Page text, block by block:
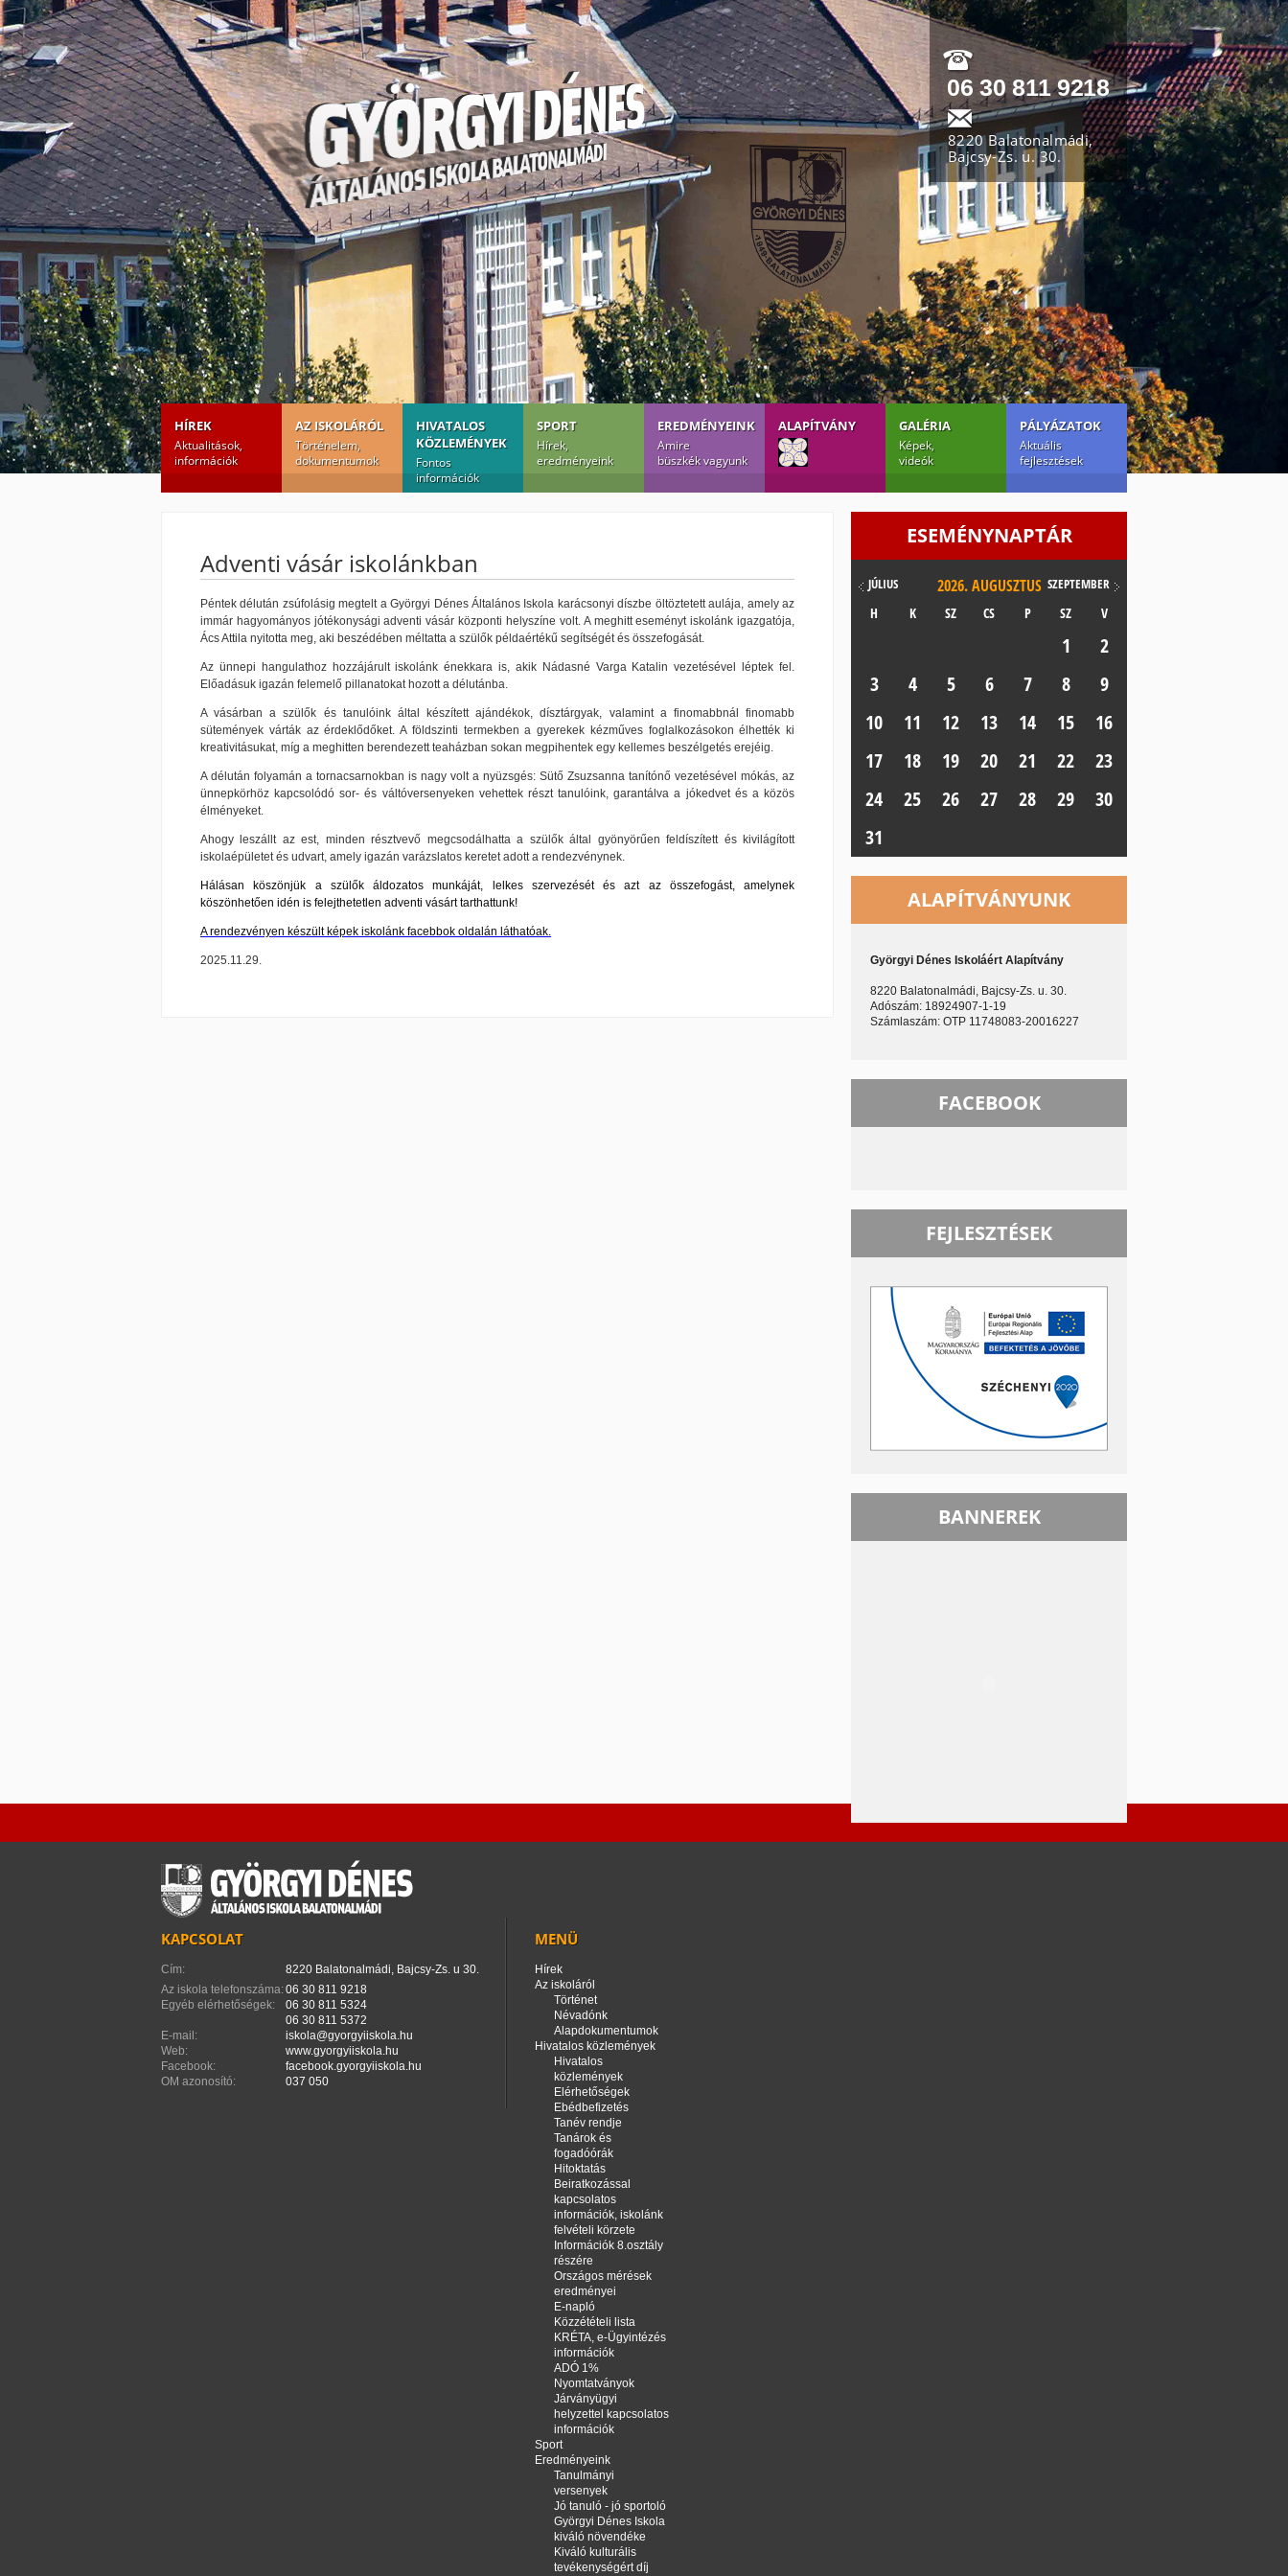
06 30 811 9218
8220 Balatonalmádi,
Bajcsy-Zs. u. 30.
HÍREK
Aktualitások,
információk
AZ ISKOLÁRÓL
Történelem,
dokumentumok
HIVATALOS
KÖZLEMÉNYEK
Fontos
információk
SPORT
Hírek,
eredményeink
EREDMÉNYEINK
Amire
büszkék vagyunk
ALAPÍTVÁNY GALÉRIA
Képek,
videók
PÁLYÁZATOK
Aktuális
fejlesztések
Adventi vásár iskolánkban
Péntek délután zsúfolásig megtelt a Györgyi Dénes Általános Iskola karácsonyi díszbe öltöztetett aulája, amely az
immár hagyományos jótékonysági adventi vásár központi helyszíne volt. A meghitt eseményt iskolánk igazgatója,
Ács Attila nyitotta meg, aki beszédében méltatta a szülők példaértékű segítségét és összefogását.
Az ünnepi hangulathoz hozzájárult iskolánk énekkara is, akik Nádasné Varga Katalin vezetésével léptek fel.
Előadásuk igazán felemelő pillanatokat hozott a délutánba.
A vásárban a szülők és tanulóink által készített ajándékok, dísztárgyak, valamint a finomabbnál finomabb
sütemények várták az érdeklődőket. A földszinti termekben a gyerekek kézműves foglalkozásokon élhették ki
kreativitásukat, míg a meghitten berendezett teaházban sokan megpihentek egy kellemes beszélgetés erejéig.
A délután folyamán a tornacsarnokban is nagy volt a nyüzsgés: Sütő Zsuzsanna tanítónő vezetésével mókás, az
ünnepkörhöz kapcsolódó sor- és váltóversenyeken vehettek részt tanulóink, garantálva a jókedvet és a közös
élményeket.
Ahogy leszállt az est, minden résztvevő megcsodálhatta a szülők által gyönyörűen feldíszített és kivilágított
iskolaépületet és udvart, amely igazán varázslatos keretet adott a rendezvénynek.
Hálásan köszönjük a szülők áldozatos munkáját, lelkes szervezését és azt az összefogást, amelynek
köszönhetően idén is felejthetetlen adventi vásárt tarthattunk!
A rendezvényen készült képek iskolánk facebbok oldalán láthatóak.
2025.11.29.
ESEMÉNYNAPTÁR
JÚLIUS 2026. AUGUSZTUS SZEPTEMBER
H K SZ CS P SZ V
1
2
3
4 5 6 7 8
9
10
11 12 13 14 15
16
17
18 19 20 21 22
23
24
25 26 27 28 29
30
31
ALAPÍTVÁNYUNK
Györgyi Dénes Iskoláért Alapítvány
8220 Balatonalmádi, Bajcsy-Zs. u. 30.
Adószám: 18924907-1-19
Számlaszám: OTP 11748083-20016227
FACEBOOK
FEJLESZTÉSEK
BANNEREK
KAPCSOLAT
Cím:
8220 Balatonalmádi, Bajcsy-Zs. u 30.
Az iskola telefonszáma:06 30 811 9218
Egyéb elérhetőségek:
06 30 811 5324
06 30 811 5372
E-mail:
iskola@gyorgyiiskola.hu
Web:
www.gyorgyiiskola.hu
Facebook:
facebook.gyorgyiiskola.hu
OM azonosító:
037 050
MENÜ
Hírek
Az iskoláról
Történet
Névadónk
Alapdokumentumok
Hivatalos közlemények
Hivatalos
közlemények
Elérhetőségek
Ebédbefizetés
Tanév rendje
Tanárok és
fogadóórák
Hitoktatás
Beiratkozással
kapcsolatos
információk, iskolánk
felvételi körzete
Információk 8.osztály
részére
Országos mérések
eredményei
E-napló
Közzétételi lista
KRÉTA, e-Ügyintézés
információk
ADÓ 1%
Nyomtatványok
Járványügyi
helyzettel kapcsolatos
információk
Sport
Eredményeink
Tanulmányi
versenyek
Jó tanuló - jó sportoló
Györgyi Dénes Iskola
kiváló növendéke
Kiváló kulturális
tevékenységért díj